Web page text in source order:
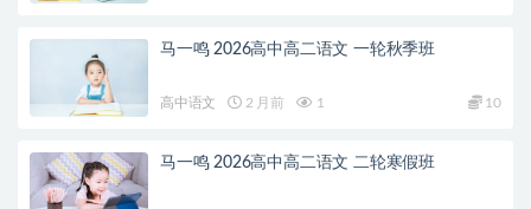
马一鸣 2026高中高二语文 一轮秋季班
高中语文 2 月前 1 10
马一鸣 2026高中高二语文 二轮寒假班